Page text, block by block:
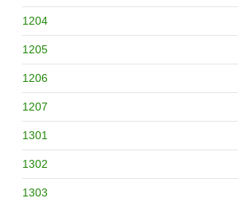
1204
1205
1206
1207
1301
1302
1303